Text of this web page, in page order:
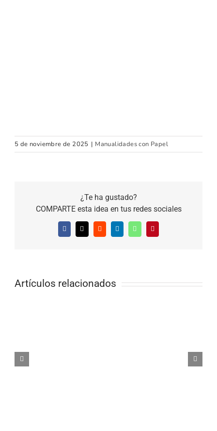
5 de noviembre de 2025 | Manualidades con Papel
¿Te ha gustado?
COMPARTE esta idea en tus redes sociales
Facebook
X RedditLinkedInWhatsAppPinterest
Artículos relacionados